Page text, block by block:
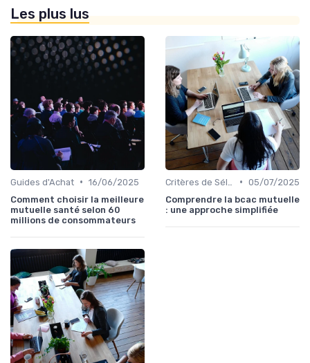
Les plus lus
Guides d'Achat • 16/06/2025
Comment choisir la meilleure
mutuelle santé selon 60
millions de consommateurs
• 05/07/2025
Comprendre la bcac mutuelle
: une approche simplifiée